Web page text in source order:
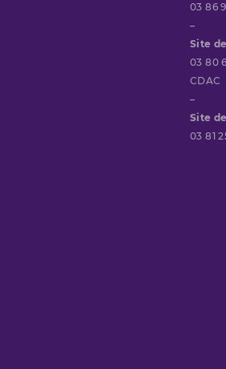
03 86
–
Site
03 80
CDAC
–
Site
03 81